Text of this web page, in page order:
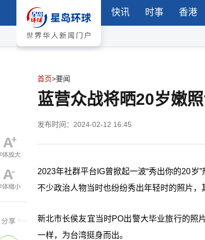
快讯 时事 香港
首页>要闻
蓝营众战将晒20岁嫩
发布时间：2024-02-12 16:45
2023年社群平台 IG曾掀起一波“秀出你的20岁
不少政治人物当时也纷纷秀出年轻时的照片，
新北市长侯友宜当时PO出警大毕业旅行的照
一样，为台湾挺身而出。